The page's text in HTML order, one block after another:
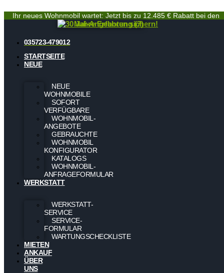
Ihr neues Wohnmobil wartet: Jetzt bis zu 12.485 € Rabatt bei den
Mai-Angeboten sichern!
035723-479012
STARTSEITE
NEUE
NEUE
WOHNMOBILE
SOFORT
VERFÜGBARE
WOHNMOBIL-
ANGEBOTE
GEBRAUCHTE
WOHNMOBIL
KONFIGURATOR
KATALOGS
WOHNMOBIL-
ANFRAGEFORMULAR
WERKSTATT
WERKSTATT-
SERVICE
SERVICE-
FORMULAR
WARTUNGSCHECKLISTE
MIETEN
ANKAUF
ÜBER
UNS